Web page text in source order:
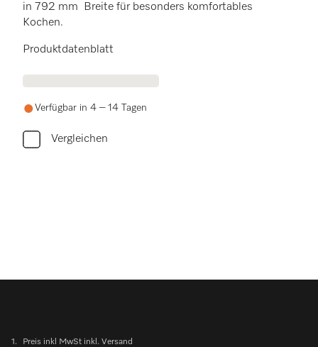
in 792 mm Breite für besonders komfortables
Kochen.
Produktdatenblatt
Verfügbar in 4 – 14 Tagen
Vergleichen
1. Preis inkl MwSt inkl. Versand